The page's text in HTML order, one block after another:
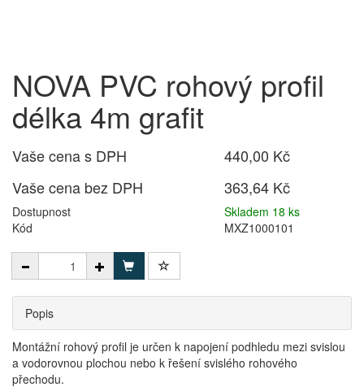
NOVA PVC rohový profil
délka 4m grafit
Vaše cena s DPH
440,00 Kč
Vaše cena bez DPH
363,64 Kč
Dostupnost
Skladem 18 ks
Kód
MXZ1000101
Popis
Montážní rohový profil je určen k napojení podhledu mezi svislou
a vodorovnou plochou nebo k řešení svislého rohového
přechodu.